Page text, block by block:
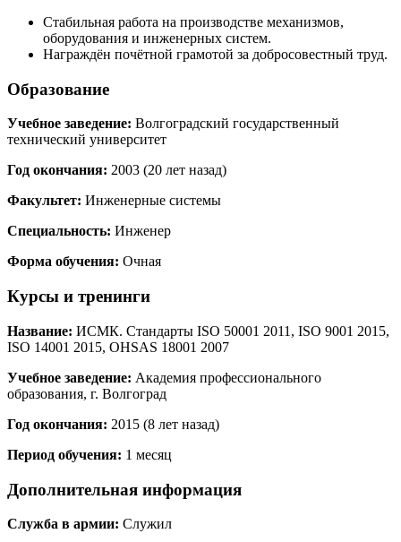
Стабильная работа на производстве механизмов,
оборудования и инженерных систем.
Награждён почётной грамотой за добросовестный труд.
Образование
Учебное заведение: Волгоградский государственный
технический университет
Год окончания: 2003 (20 лет назад)
Факультет: Инженерные системы
Специальность: Инженер
Форма обучения: Очная
Курсы и тренинги
Название: ИСМК. Стандарты ISO 50001 2011, ISO 9001 2015,
ISO 14001 2015, OHSAS 18001 2007
Учебное заведение: Академия профессионального
образования, г. Волгоград
Год окончания: 2015 (8 лет назад)
Период обучения: 1 месяц
Дополнительная информация
Служба в армии: Служил